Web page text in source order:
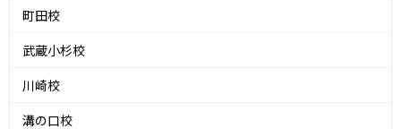
町田校
武蔵小杉校
川崎校
溝の口校